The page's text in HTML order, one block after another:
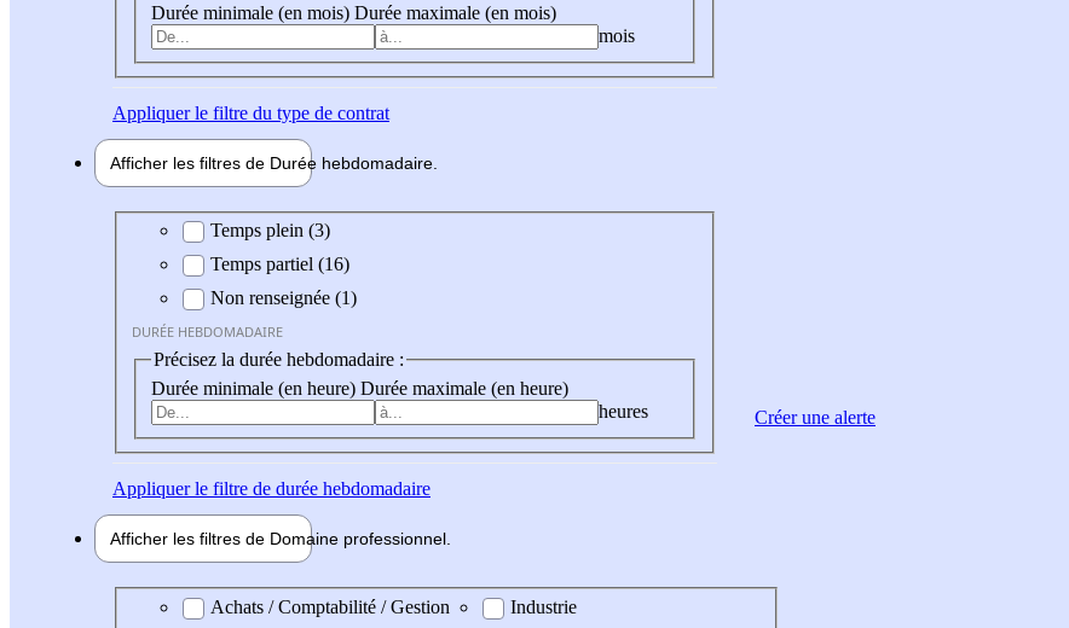
Durée minimale (en mois) Durée maximale (en mois)
mois
Appliquerle filtre du type de contrat
Afficher les filtres de Durée hebdomadaire
Durée hebdomadaire
Temps plein (3)
Temps partiel (16)
Non renseignée (1)
DURÉE HEBDOMADAIRE
Précisez la durée hebdomadaire :
Durée minimale (en heure) Durée maximale (en heure)
heures
Appliquerle filtre de durée hebdomadaire
Afficher les filtres de Domaine professionnel
Domaine professionel
Achats / Comptabilité / Gestion
Industrie
Créer une alerte